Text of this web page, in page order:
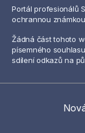
Portál profesionálů
ochrannou
Žádná část tohoto
písemného
sdílení odkazů na